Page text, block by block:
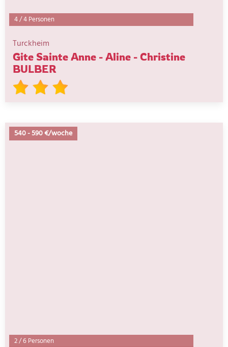
4/4 Personen
Turckheim
Gite Sainte Anne - Aline - Christine
BULBER
540-590 €/woche
2/6 Personen